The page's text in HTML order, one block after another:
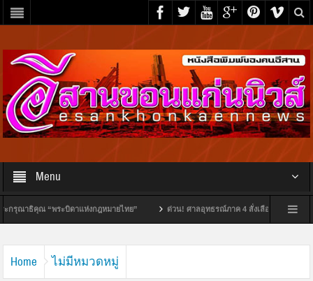
Menu
“พระบิดาแห่งกฎหมายไทย” ด่วน! ศาลอุทธรณ์ภาค 4 สั่งเลือกตั้ง “นายก อบจ.ขอนแ
Home ไม่มีหมวดหมู่